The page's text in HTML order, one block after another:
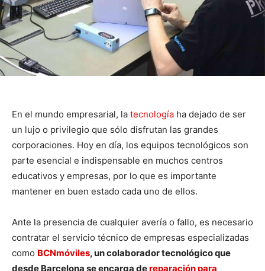
En el mundo empresarial, la tecnología ha dejado de ser
un lujo o privilegio que sólo disfrutan las grandes
corporaciones. Hoy en día, los equipos tecnológicos son
parte esencial e indispensable en muchos centros
educativos y empresas, por lo que es importante
mantener en buen estado cada uno de ellos.
Ante la presencia de cualquier avería o fallo, es necesario
contratar el servicio técnico de empresas especializadas
como BCNmóviles, un colaborador tecnológico que
desde Barcelona se encarga dereparación para